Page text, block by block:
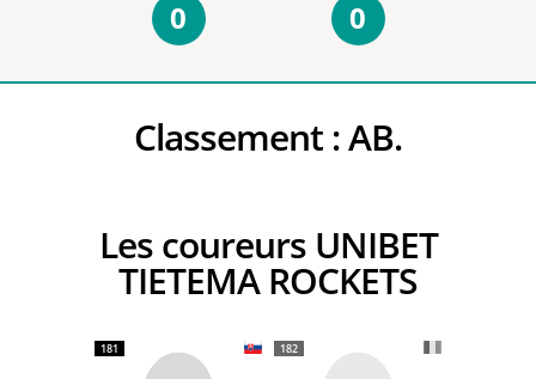
0 0
Classement :AB.
Les coureurs UNIBET
TIETEMA ROCKETS
181 182